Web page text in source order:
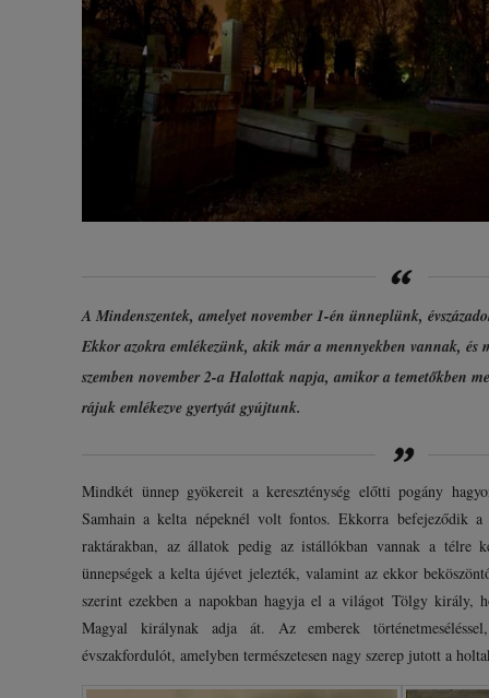
A Mindenszentek, amelyet november 1-én ünneplünk,
Ekkor azokra emlékezünk, akik már a mennyekben vannak, és
szemben november 2-a Halottak napja, amikor a temetőkben
rájuk emlékezve gyertyát gyújtunk.
Mindkét ünnep gyökereit a kereszténység előtti pogány
Samhain a kelta népeknél volt fontos. Ekkorra befejeződik
raktárakban, az állatok pedig az istállókban vannak a télre
ünnepségek a kelta újévet jelezték, valamint az ekkor
szerint ezekben a napokban hagyja el a világot Tölgy király,
Magyal királynak adja át. Az emberek
évszakfordulót, amelyben természetesen nagy szerep jutott a